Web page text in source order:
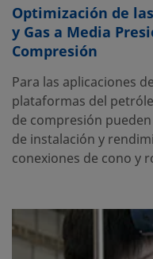
Optimización de
y Gas a Media
Compresión
Para las aplicaciones
plataformas del
de compresión
de instalación y
conexiones de cono y